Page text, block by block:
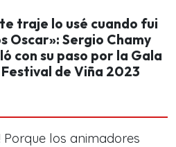
traje lo usé cuando fui
Oscar»: Sergio Chamy
con su paso por la Gala
de Viña 2023
Porque los animadores